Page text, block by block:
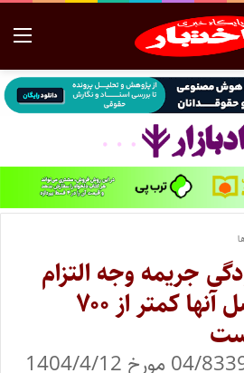
جریمه وجه التزام
تسهیلاتی که اصل آنها کمتر از ۷۰۰
بخشنامه شماره 04/83390 مورخ 1404/4/12